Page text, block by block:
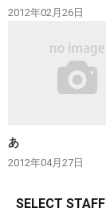
2012年02月26日
あ
2012年04月27日
SELECT STAFF